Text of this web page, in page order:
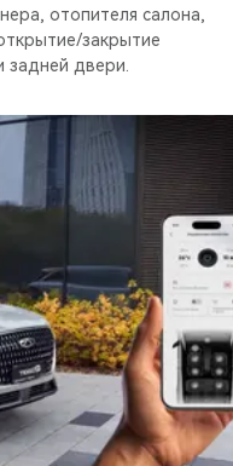
отопителя салона,
закрытие
задней двери.